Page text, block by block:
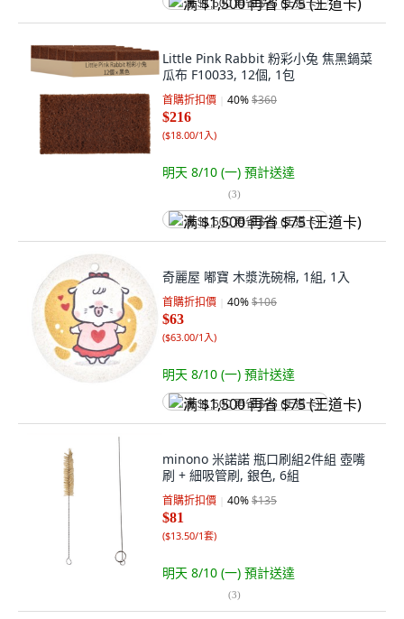
满 $1,500 再省 $75 (王道卡)
Little Pink Rabbit 粉彩小兔 焦黑鍋菜
瓜布 F10033, 12個, 1包
首購折扣價 40%$360
$216
($18.00/1入)
明天 8/10 (一) 預計送達
(3)
满 $1,500 再省 $75 (王道卡)
奇麗屋 嘟寶 木漿洗碗棉, 1組, 1入
首購折扣價 40%$106
$63
($63.00/1入)
明天 8/10 (一) 預計送達
满 $1,500 再省 $75 (王道卡)
minono 米諾諾 瓶口刷組2件組 壺嘴
刷 + 細吸管刷, 銀色, 6組
首購折扣價 40%$135
$81
($13.50/1套)
明天 8/10 (一) 預計送達
(3)